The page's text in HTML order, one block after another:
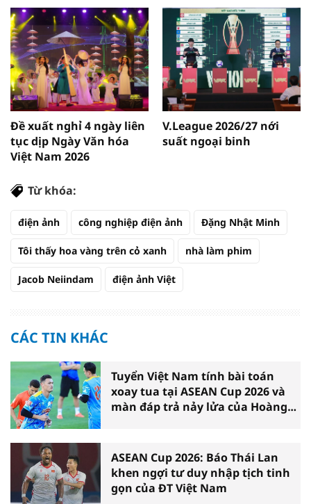
Đề xuất nghỉ 4 ngày liên
tục dịp Ngày Văn hóa
Việt Nam 2026
V.League 2026/27 nới
suất ngoại binh
Từ khóa:
điện ảnh công nghiệp điện ảnh Đặng Nhật Minh
Tôi thấy hoa vàng trên cỏ xanh nhà làm phim
Jacob Neiindam điện ảnh Việt
CÁC TIN KHÁC
Tuyển Việt Nam tính bài toán
xoay tua tại ASEAN Cup 2026 và
màn đáp trả nảy lửa của Hoàng
ASEAN Cup 2026: Báo Thái Lan
khen ngợi tư duy nhập tịch tinh
gọn của ĐT Việt Nam